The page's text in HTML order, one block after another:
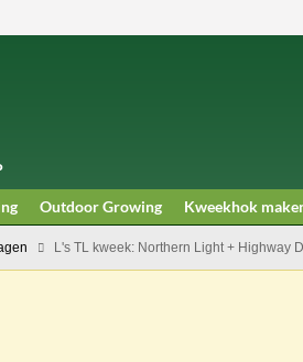
Outdoor Growing Kweekhok
L's TL kweek: Northern Light + Highway